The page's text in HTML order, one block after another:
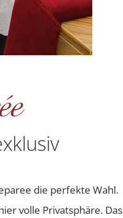
die perfekte Wahl.
volle Privatsphäre. Das